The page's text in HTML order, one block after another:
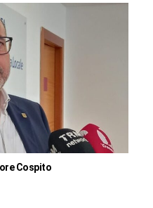
Cospito